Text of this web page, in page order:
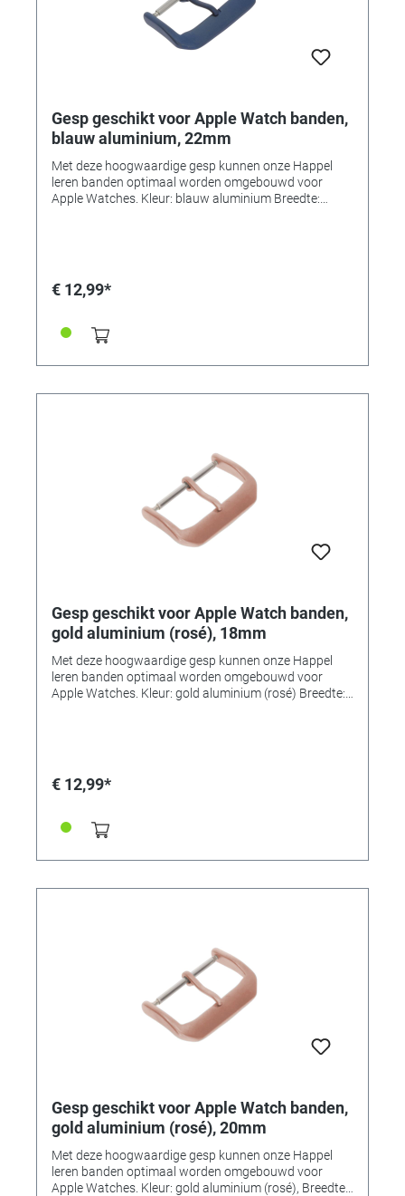
Gesp geschikt voor Apple Watch banden,
blauw aluminium, 22mm
Met deze hoogwaardige gesp kunnen onze Happel
leren banden optimaal worden omgebouwd voor
Apple Watches. Kleur: blauw aluminium Breedte:
€ 12,99*
Gesp geschikt voor Apple Watch banden,
gold aluminium (rosé), 18mm
Met deze hoogwaardige gesp kunnen onze Happel
leren banden optimaal worden omgebouwd voor
Apple Watches. Kleur: gold aluminium (rosé) Breedte:
€ 12,99*
Gesp geschikt voor Apple Watch banden,
gold aluminium (rosé), 20mm
Met deze hoogwaardige gesp kunnen onze Happel
leren banden optimaal worden omgebouwd voor
Apple Watches. Kleur: gold aluminium (rosé), Breedte: